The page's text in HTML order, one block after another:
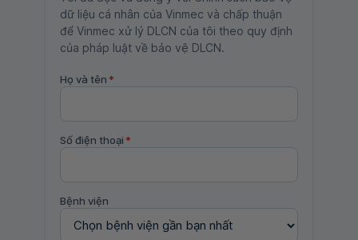
dữ liệu cá nhân của Vinmec và chấp thuận
để Vinmec xử lý DLCN của tôi theo quy định
của pháp luật về bảo vệ DLCN.
Họ và tên *
Số điện thoại *
Bệnh viện